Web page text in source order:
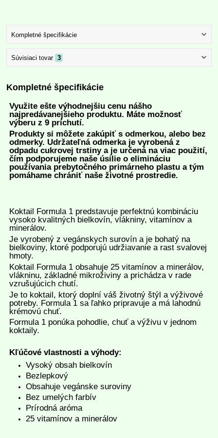
Kompletné špecifikácie
Súvisiaci tovar 3
Kompletné špecifikácie
Využite ešte výhodnejšiu cenu nášho
najpredávanejšieho produktu. Máte možnosť
výberu z 9 príchutí.
Produkty si môžete zakúpiť s odmerkou, alebo bez
odmerky. Udržateľná odmerka je vyrobená z
odpadu cukrovej trstiny a je určená na viac použití,
čím podporujeme naše úsilie o elimináciu
používania prebytočného primárneho plastu a tým
pomáhame chrániť naše životné prostredie.
Koktail Formula 1 predstavuje perfektnú kombináciu
vysoko kvalitných bielkovín, vlákniny, vitamínov a
minerálov.
Je vyrobený z vegánskych surovín a je bohatý na
bielkoviny, ktoré podporujú udržiavanie a rast svalovej
hmoty.
Koktail Formula 1 obsahuje 25 vitamínov a minerálov,
vlákninu, základné mikroživiny a prichádza v rade
vzrušujúcich chutí.
Je to koktail, ktorý doplní váš životný štýl a výživové
potreby. Formula 1 sa ľahko pripravuje a má lahodnú
krémovú chuť.
Formula 1 ponúka pohodlie, chuť a výživu v jednom
koktaily.
Kľúčové vlastnosti a výhody:
Vysoký obsah bielkovín
Bezlepkový
Obsahuje vegánske suroviny
Bez umelých farbív
Prírodná aróma
25 vitamínov a minerálov